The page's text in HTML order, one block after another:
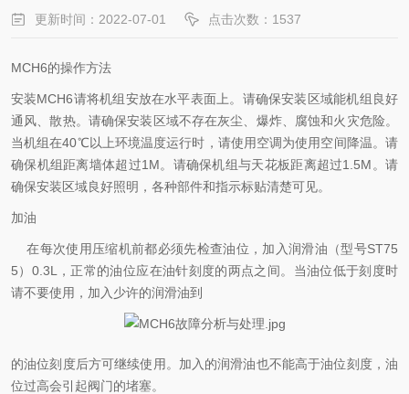
更新时间：2022-07-01 点击次数：1537
MCH6的操作方法
安装MCH6请将机组安放在水平表面上。请确保安装区域能机组良好
通风、散热。请确保安装区域不存在灰尘、爆炸、腐蚀和火灾危险。
当机组在40℃以上环境温度运行时，请使用空调为使用空间降温。请
确保机组距离墙体超过1M。请确保机组与天花板距离超过1.5M。请
确保安装区域良好照明，各种部件和指示标贴清楚可见。
加油
在每次使用压缩机前都必须先检查油位，加入润滑油（型号ST75
5）0.3L，正常的油位应在油针刻度的两点之间。当油位低于刻度时
请不要使用，加入少许的润滑油到
的油位刻度后方可继续使用。加入的润滑油也不能高于油位刻度，油
位过高会引起阀门的堵塞。